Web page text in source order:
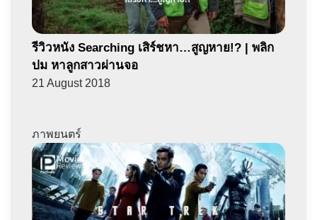
รีวิวหนัง Searching เสิร์ชหา…สูญหาย!? | พลิก
ปม หาลูกสาวผ่านจอ
21 August 2018
ภาพยนตร์